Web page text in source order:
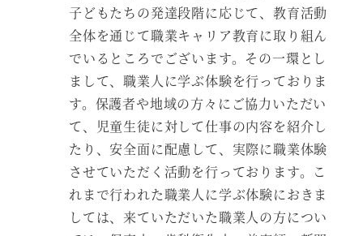
子どもたちの発達段階に応じて、教育活動
全体を通じて職業キャリア教育に取り組ん
でいるところでございます。その一環とし
まして、職業人に学ぶ体験を行っておりま
す。保護者や地域の方々にご協力いただい
て、児童生徒に対して仕事の内容を紹介し
たり、安全面に配慮して、実際に職業体験
させていただく活動を行っております。こ
れまで行われた職業人に学ぶ体験におきま
しては、来ていただいた職業人の方につい